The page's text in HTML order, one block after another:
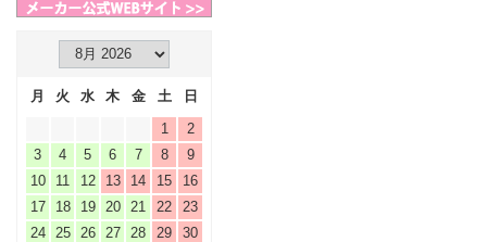
月 火 水 木 金 土
日
1
2
3
4 5 6 7 8
9
10
11 12 13 14 15
16
17
18 19 20 21 22
23
24
25 26 27 28 29
30